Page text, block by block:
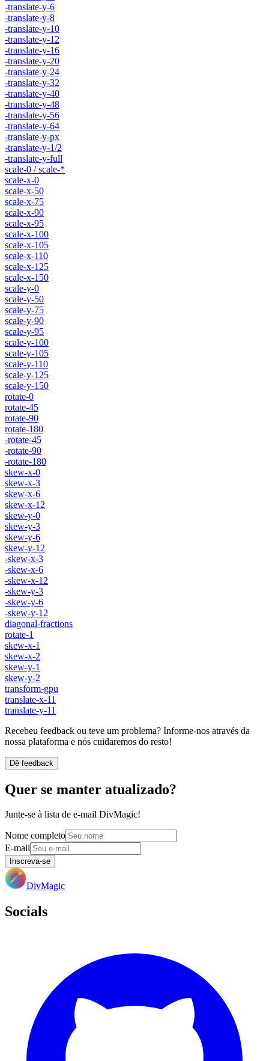
-translate-y-6
-translate-y-8
-translate-y-10
-translate-y-12
-translate-y-16
-translate-y-20
-translate-y-24
-translate-y-32
-translate-y-40
-translate-y-48
-translate-y-56
-translate-y-64
-translate-y-px
-translate-y-1/2
-translate-y-full
scale-0 / scale-*
scale-x-0
scale-x-50
scale-x-75
scale-x-90
scale-x-95
scale-x-100
scale-x-105
scale-x-110
scale-x-125
scale-x-150
scale-y-0
scale-y-50
scale-y-75
scale-y-90
scale-y-95
scale-y-100
scale-y-105
scale-y-110
scale-y-125
scale-y-150
rotate-0
rotate-45
rotate-90
rotate-180
-rotate-45
-rotate-90
-rotate-180
skew-x-0
skew-x-3
skew-x-6
skew-x-12
skew-y-0
skew-y-3
skew-y-6
skew-y-12
-skew-x-3
-skew-x-6
-skew-x-12
-skew-y-3
-skew-y-6
-skew-y-12
diagonal-fractions
rotate-1
skew-x-1
skew-x-2
skew-y-1
skew-y-2
transform-gpu
translate-x-11
translate-y-11
Recebeu feedback ou teve um problema? Informe-nos através da
nossa plataforma e nós cuidaremos do resto!
Dê feedback
Quer se manter atualizado?
Junte-se à lista de e-mail DivMagic!
Nome completo
E-mail
Inscreva-se
DivMagic
Socials